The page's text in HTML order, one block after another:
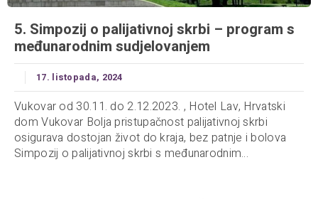
5. Simpozij o palijativnoj skrbi – program s
međunarodnim sudjelovanjem
17. listopada, 2024
Vukovar od 30.11. do 2.12.2023. , Hotel Lav, Hrvatski
dom Vukovar Bolja pristupačnost palijativnoj skrbi
osigurava dostojan život do kraja, bez patnje i bolova
Simpozij o palijativnoj skrbi s međunarodnim...